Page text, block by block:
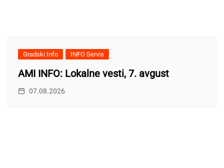
Gradski Info INFO Servis
AMI INFO: Lokalne vesti, 7. avgust
07.08.2026